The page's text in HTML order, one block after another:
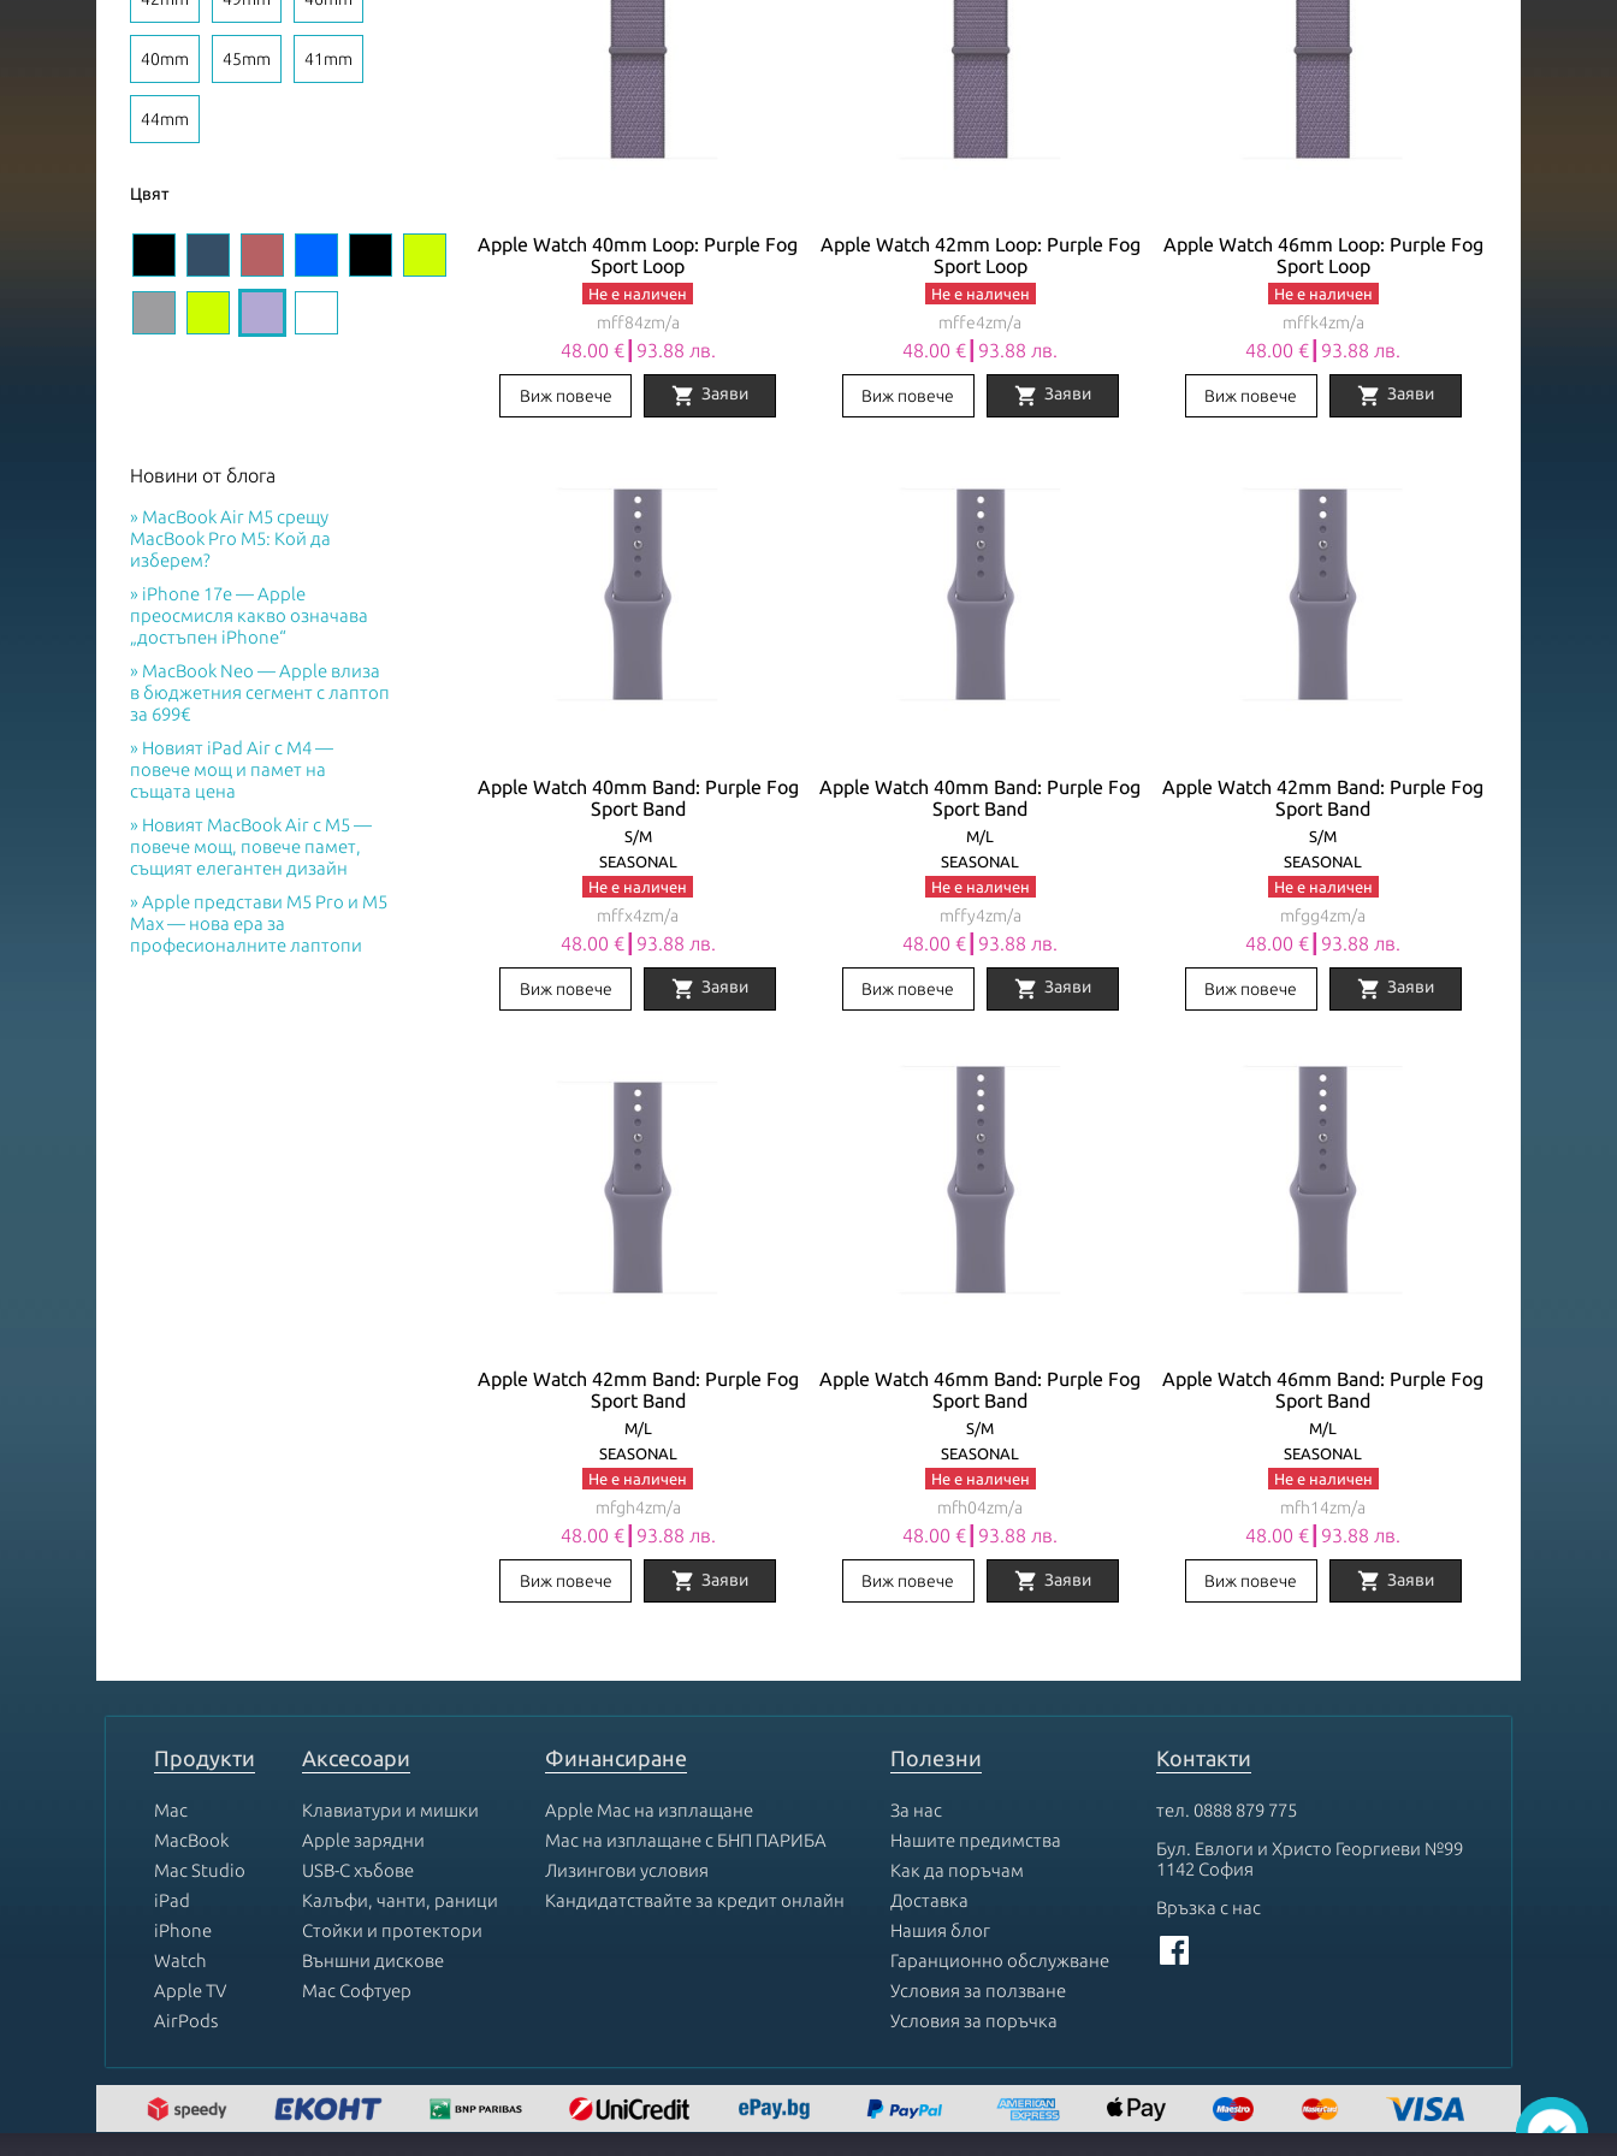
40mm 45mm 41mm
44mm
Цвят
Новини от блога
MacBook Air M5 срещу
MacBook Pro M5: Кой да
изберем?
iPhone 17e — Apple
преосмисля какво означава
„достъпен iPhone“
MacBook Neo — Apple влиза
в бюджетния сегмент с лаптоп
за 699€
Новият iPad Air с M4 —
повече мощ и памет на
същата цена
Новият MacBook Air с M5 —
повече мощ, повече памет,
същият елегантен дизайн
Apple представи M5 Pro и M5
Max — нова ера за
професионалните лаптопи
Apple Watch 40mm Loop: Purple Fog
Sport Loop
Не е наличен
mff84zm/a
48.00 €┃93.88 лв.
Виж повече shopping_cart Заяви
Apple Watch 42mm Loop: Purple Fog
Sport Loop
Не е наличен
mffe4zm/a
48.00 €┃93.88 лв.
Виж повече shopping_cart Заяви
Apple Watch 46mm Loop: Purple Fog
Sport Loop
Не е наличен
mffk4zm/a
48.00 €┃93.88 лв.
Виж повече shopping_cart Заяви
Apple Watch 40mm Band: Purple Fog
Sport Band
S/M
SEASONAL
Не е наличен
mffx4zm/a
48.00 €┃93.88 лв.
Виж повече shopping_cart Заяви
Apple Watch 40mm Band: Purple Fog
Sport Band
M/L
SEASONAL
Не е наличен
mffy4zm/a
48.00 €┃93.88 лв.
Виж повече shopping_cart Заяви
Apple Watch 42mm Band: Purple Fog
Sport Band
S/M
SEASONAL
Не е наличен
mfgg4zm/a
48.00 €┃93.88 лв.
Виж повече shopping_cart Заяви
Apple Watch 42mm Band: Purple Fog
Sport Band
M/L
SEASONAL
Не е наличен
mfgh4zm/a
48.00 €┃93.88 лв.
Виж повече shopping_cart Заяви
Apple Watch 46mm Band: Purple Fog
Sport Band
S/M
SEASONAL
Не е наличен
mfh04zm/a
48.00 €┃93.88 лв.
Виж повече shopping_cart Заяви
Apple Watch 46mm Band: Purple Fog
Sport Band
M/L
SEASONAL
Не е наличен
mfh14zm/a
48.00 €┃93.88 лв.
Виж повече shopping_cart Заяви
Продукти
Mac
MacBook
Mac Studio
iPad
iPhone
Watch
Apple TV
AirPods
Аксесоари
Клавиатури и мишки
Apple зарядни
USB-C хъбове
Калъфи, чанти, раници
Стойки и протектори
Външни дискове
Mac Софтуер
Финансиране
Apple Mac на изплащане
Mac на изплащане с БНП ПАРИБА
Лизингови условия
Кандидатствайте за кредит онлайн
Полезни
За нас
Нашите предимства
Как да поръчам
Доставка
Нашия блог
Гаранционно обслужване
Условия за ползване
Условия за поръчка
Контакти
тел. 0888 879 775
Бул. Евлоги и Христо Георгиеви №99
1142 София
Връзка с нас